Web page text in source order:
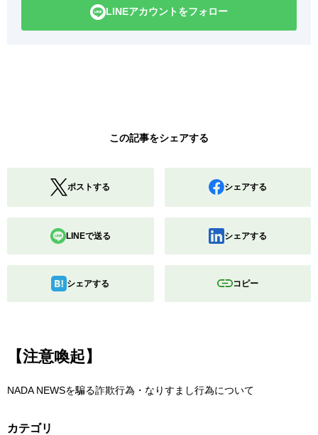
LINEアカウントをフォロー
この記事をシェアする
ポストする シェアする
LINEで送る シェアする
シェアする コピー
【注意喚起】
NADA NEWSを騙る詐欺行為・なりすまし行為について
カテゴリ